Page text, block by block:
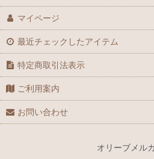
マイページ
最近チェックしたアイテム
特定商取引法表示
ご利用案内
お問い合わせ
オリーブメル